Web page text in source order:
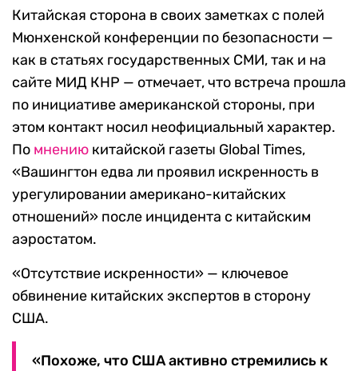
Китайская сторона в своих заметках с полей
Мюнхенской конференции по безопасности —
как в статьях государственных СМИ, так и на
сайте МИД КНР — отмечает, что встреча прошла
по инициативе американской стороны, при
этом контакт носил неофициальный характер.
По мнению китайской газеты Global Times,
«Вашингтон едва ли проявил искренность в
урегулировании американо-китайских
отношений» после инцидента с китайским
аэростатом.
«Отсутствие искренности» — ключевое
обвинение китайских экспертов в сторону
США.
«Похоже, что США активно стремились к